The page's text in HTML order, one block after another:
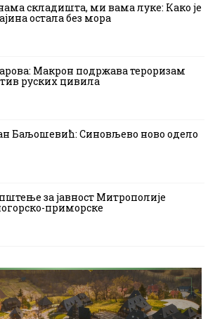
складишта, ми вама луке: Како је
остала без мора
Макрон подржава тероризам
руских цивила
Баљошевић: Синовљево ново одело
за јавност Митрополије
приморске